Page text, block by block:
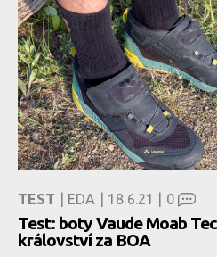
TEST | EDA | 18.6.21 | 0
Test: boty Vaude Moab
království za BOA